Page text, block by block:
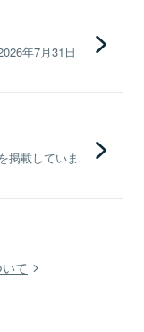
年7月31日
掲載していま
て